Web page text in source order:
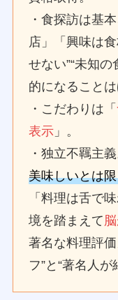
・食探訪は基
店」「興味は
せない”“未知
的になることは
・こだわりは「
表示 」。
・独立不羈主
美味しいとは
「料理は舌で
境を踏まえて
著名な料理評
フ”と“著名人が